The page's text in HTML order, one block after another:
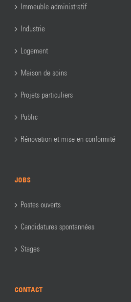
Immeuble administratif
Industrie
Logement
Maison de soins
Projets particuliers
Public
Rénovation et mise en conformité
JOBS
Postes ouverts
Candidatures spontannées
Stages
CONTACT